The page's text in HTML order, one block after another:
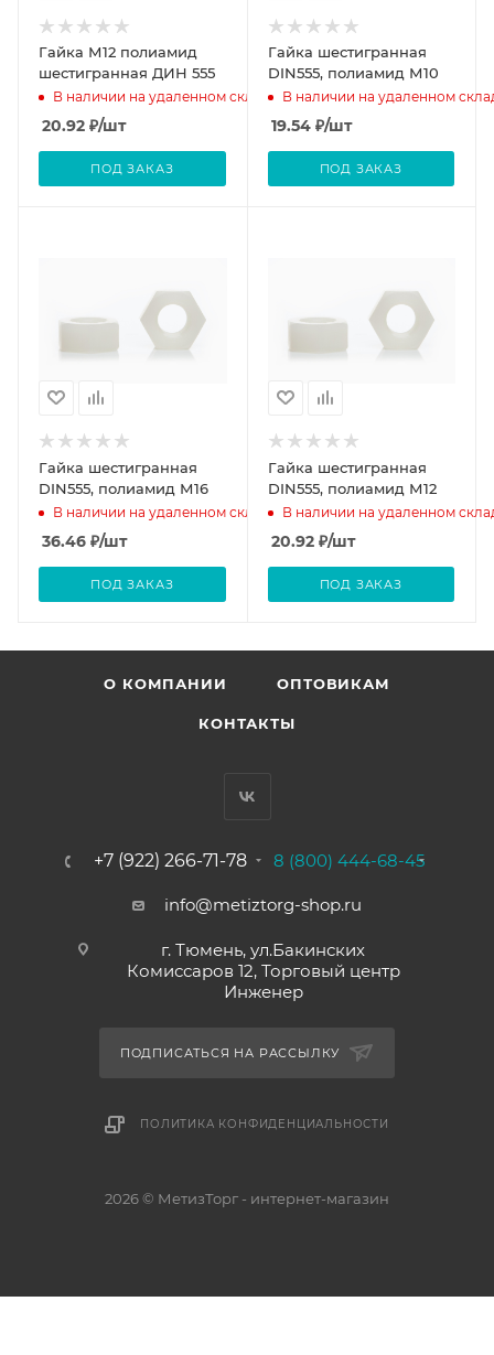
Гайка М12 полиамид
шестигранная ДИН 555
В наличии на удаленном складе
20.92 ₽/шт
ПОД ЗАКАЗ
Гайка шестигранная
DIN555, полиамид М10
В наличии на удаленном
19.54₽/шт
ПОД ЗАКАЗ
Гайка шестигранная
DIN555, полиамид М16
В наличии на удаленном складе
36.46 ₽/шт
ПОД ЗАКАЗ
Гайка шестигранная
DIN555, полиамид М12
В наличии на удаленном
20.92₽/шт
ПОД ЗАКАЗ
О КОМПАНИИ ОПТОВИКАМ
КОНТАКТЫ
+7 (922) 266-71-78 8 (800) 444-68-45
info@metiztorg-shop.ru
г. Тюмень, ул.Бакинских
Комиссаров 12, Торговый центр
Инженер
ПОДПИСАТЬСЯ НА РАССЫЛКУ
ПОЛИТИКА КОНФИДЕНЦИАЛЬНОСТИ
2026 © МетизТорг - интернет-магазин